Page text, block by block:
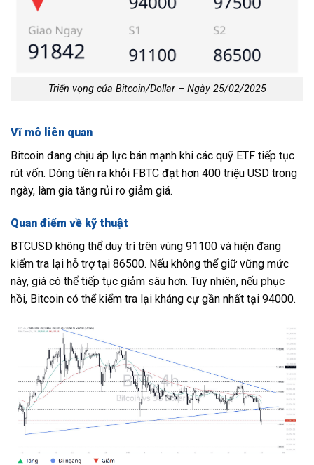
Triển vọng của Bitcoin/Dollar – Ngày 25/02/2025
Vĩ mô liên quan
Bitcoin đang chịu áp lực bán mạnh khi các quỹ ETF tiếp tục
rút vốn. Dòng tiền ra khỏi FBTC đạt hơn 400 triệu USD trong
ngày, làm gia tăng rủi ro giảm giá.
Quan điểm về kỹ thuật
BTCUSD không thể duy trì trên vùng 91100 và hiện đang
kiểm tra lại hỗ trợ tại 86500. Nếu không thể giữ vững mức
này, giá có thể tiếp tục giảm sâu hơn. Tuy nhiên, nếu phục
hồi, Bitcoin có thể kiểm tra lại kháng cự gần nhất tại 94000.